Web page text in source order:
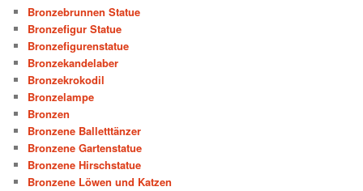
Bronzebrunnen Statue
Bronzefigur Statue
Bronzefigurenstatue
Bronzekandelaber
Bronzekrokodil
Bronzelampe
Bronzen
Bronzene Balletttänzer
Bronzene Gartenstatue
Bronzene Hirschstatue
Bronzene Löwen und Katzen